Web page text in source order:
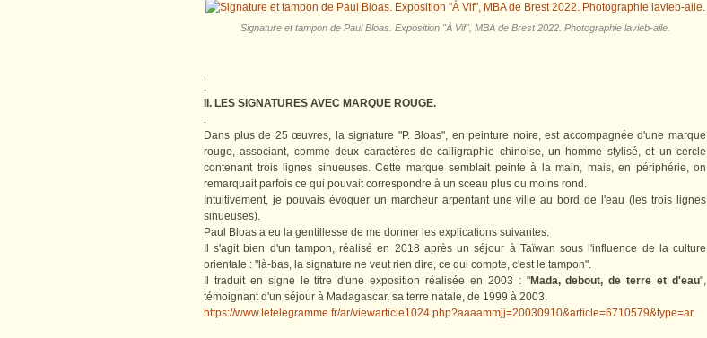
Signature et tampon de Paul Bloas. Exposition "À Vif", MBA de Brest 2022. Photographie lavieb-aile.
.
.
II. LES SIGNATURES AVEC MARQUE ROUGE.
.
Dans plus de 25 œuvres, la signature "P. Bloas", en peinture noire, est accompagnée d'une marque
rouge, associant, comme deux caractères de calligraphie chinoise, un homme stylisé, et un cercle
contenant trois lignes sinueuses. Cette marque semblait peinte à la main, mais, en périphérie, on
remarquait parfois ce qui pouvait correspondre à un sceau plus ou moins rond.
Intuitivement, je pouvais évoquer un marcheur arpentant une ville au bord de l'eau (les trois lignes
sinueuses).
Paul Bloas a eu la gentillesse de me donner les explications suivantes.
Il s'agit bien d'un tampon, réalisé en 2018 après un séjour à Taïwan sous l'influence de la culture
orientale : "là-bas, la signature ne veut rien dire, ce qui compte, c'est le tampon".
Il traduit en signe le titre d'une exposition réalisée en 2003 : "Mada, debout, de terre et d'eau",
témoignant d'un séjour à Madagascar, sa terre natale, de 1999 à 2003.
https://www.letelegramme.fr/ar/viewarticle1024.php?aaaammjj=20030910&article=6710579&type=ar